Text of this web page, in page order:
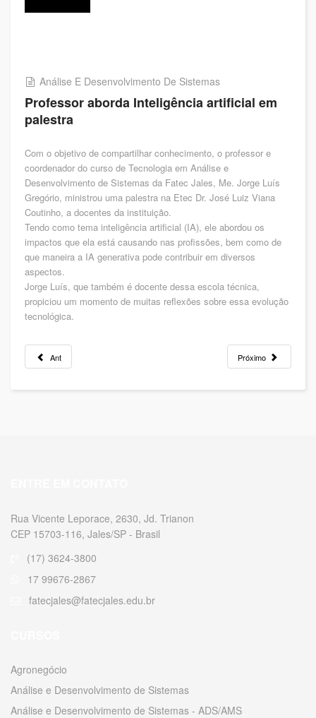
Análise E Desenvolvimento De Sistemas
Professor aborda Inteligência artificial em
palestra
Com o objetivo de compartilhar conhecimento, o professor e
coordenador do curso de Tecnologia em Análise e
Desenvolvimento de Sistemas da Fatec Jales, Me. Jorge Luís
Gregório, ministrou uma palestra na Etec Dr. José Luiz Viana
Coutinho, a docentes da instituição.
Tendo como tema inteligência artificial (IA), ele abordou os
impactos que ela está causando nas profissões, bem como de
que maneira a IA generativa pode contribuir em diversos
aspectos.
Jorge Luís, que também é docente dessa escola técnica,
propiciou um momento de muitas reflexões sobre essa evolução
tecnológica.
Ant Próximo
Rua Vicente Leporace, 2630, Jd. Trianon
CEP 15703-116, Jales/SP - Brasil
(17) 3624-3800
17 99676-2867
fatecjales@fatecjales.edu.br
Agronegócio
Análise e Desenvolvimento de Sistemas
Análise e Desenvolvimento de Sistemas - ADS/AMS